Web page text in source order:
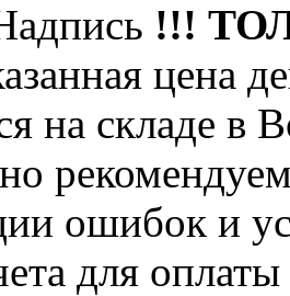
!!!
цена
на складе в
ошибок и
для